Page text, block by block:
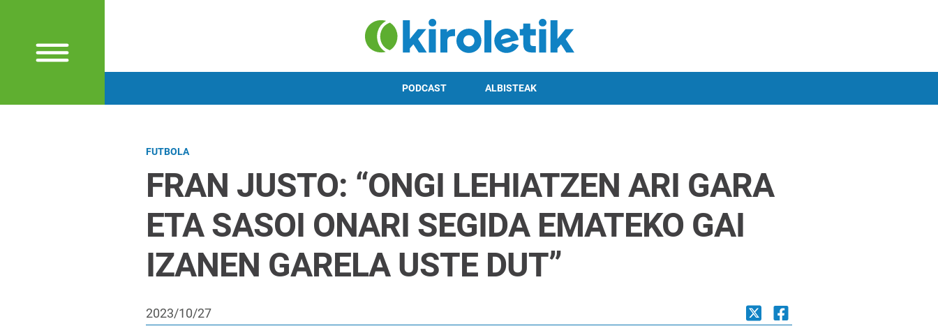
PODCAST ALBISTEAK
FUTBOLA
FRAN JUSTO: “ONGI LEHIATZEN ARI GARA
ETA SASOI ONARI SEGIDA EMATEKO GAI
IZANEN GARELA USTE DUT”
2023/10/27